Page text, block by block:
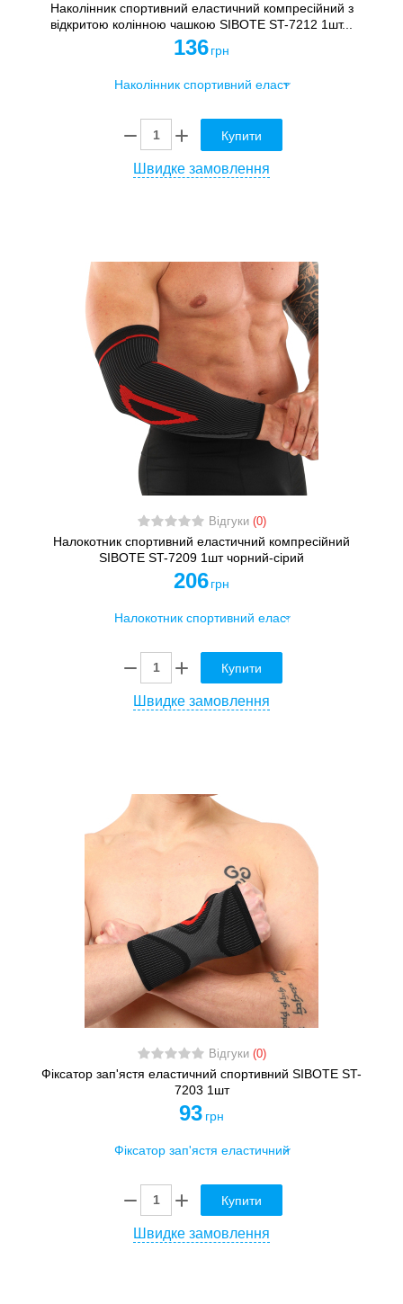
Наколінник спортивний еластичний компресійний з
відкритою колінною чашкою SIBOTE ST-7212 1шт...
136 грн
Купити
Швидке замовлення
Відгуки (0)
Налокотник спортивний еластичний компресійний
SIBOTE ST-7209 1шт чорний-сірий
206 грн
Купити
Швидке замовлення
Відгуки (0)
Фіксатор зап'ястя еластичний спортивний SIBOTE ST-
7203 1шт
93 грн
Купити
Швидке замовлення